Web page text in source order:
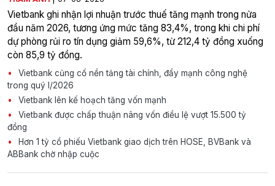
Vietbank ghi nhận lợi nhuận trước thuế tăng mạnh trong nửa
đầu năm 2026, tương ứng mức tăng 83,4%, trong khi chi phí
dự phòng rủi ro tín dụng giảm 59,6%, từ 212,4 tỷ đồng xuống
còn 85,9 tỷ đồng.
Vietbank củng cố nền tảng tài chính, đẩy mạnh công nghệ
trong quý I/2026
Vietbank lên kế hoạch tăng vốn mạnh
Vietbank được chấp thuận nâng vốn điều lệ vượt 15.500 tỷ
đồng
Hơn 1 tỷ cổ phiếu Vietbank giao dịch trên HOSE, BVBank và
ABBank chờ nhập cuộc